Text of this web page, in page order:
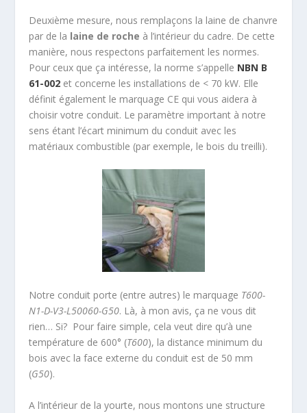
Deuxième mesure, nous remplaçons la laine de chanvre
par de la laine de roche à l’intérieur du cadre. De cette
manière, nous respectons parfaitement les normes.
Pour ceux que ça intéresse, la norme s’appelle NBN B
61-002 et concerne les installations de < 70 kW. Elle
définit également le marquage CE qui vous aidera à
choisir votre conduit. Le paramètre important à notre
sens étant l’écart minimum du conduit avec les
matériaux combustible (par exemple, le bois du treilli).
Notre conduit porte (entre autres) le marquage T600-
N1-D-V3-L50060-G50. Là, à mon avis, ça ne vous dit
rien… Si? Pour faire simple, cela veut dire qu’à une
température de 600° (T600), la distance minimum du
bois avec la face externe du conduit est de 50 mm
(G50).
A l’intérieur de la yourte, nous montons une structure